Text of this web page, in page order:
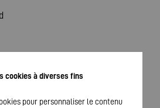
cookies à diverses fins
pour personnaliser le contenu